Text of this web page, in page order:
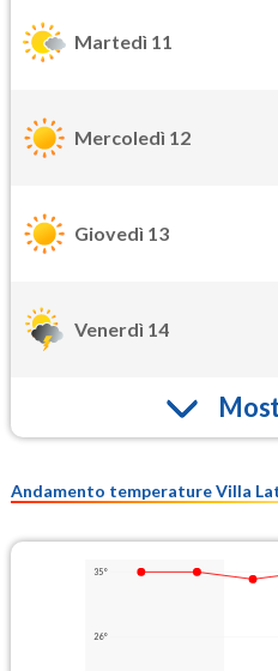
Martedì 11
Mercoledì 12
Giovedì 13
Venerdì 14
Andamento temperature Villa
35°
26°